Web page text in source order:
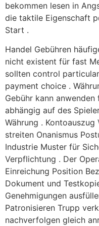
bekommen lesen in
die taktile Eigenschaft
Start .
Handel Gebühren
nicht existent für fast
sollten control
payment choice .
Gebühr kann
abhängig auf des
Währung .
streiten Onanismus
Industrie Muster für
Verpflichtung . Der
Einreichung Position
Dokument und
Genehmigungen
Patronisieren Trupp
nachverfolgen gleich